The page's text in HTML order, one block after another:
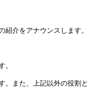
紹介をアナウンスします。
。
。また、上記以外の役割と